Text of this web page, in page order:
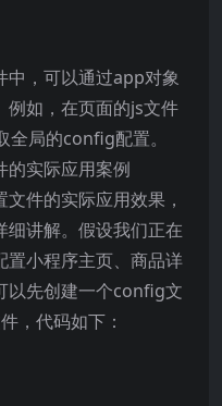
中，可以通过app对象
如，在页面的js文件
局的config配置。
实际应用案例
件的实际应用效果，
细讲解。假设我们正在
置小程序主页、商品详
以先创建一个config文
，代码如下：